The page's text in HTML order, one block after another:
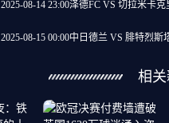
2025-08-14 23:00泽德FC VS 切拉米卡
2025-08-15 00:00中日德兰 VS 腓特烈斯
相关